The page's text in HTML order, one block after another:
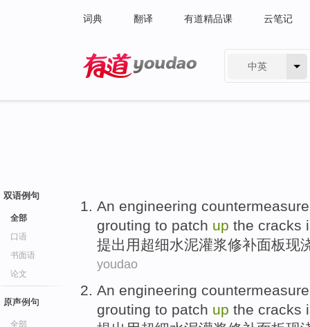
词典 翻译 有道精品课 云笔记
中英
双语例句
全部
口语
书面语
论文
原声例句
全部
An engineering countermeasure
grouting to patch up the cracks
提出 用超细水泥灌浆修补面板现
youdao
An engineering countermeasure
grouting to patch up the cracks